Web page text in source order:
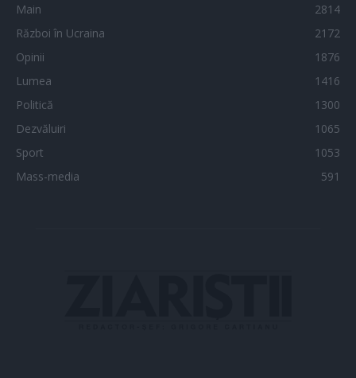
Main
2814
Război în Ucraina
2172
Opinii
1876
Lumea
1416
Politică
1300
Dezvăluiri
1065
Sport
1053
Mass-media
591